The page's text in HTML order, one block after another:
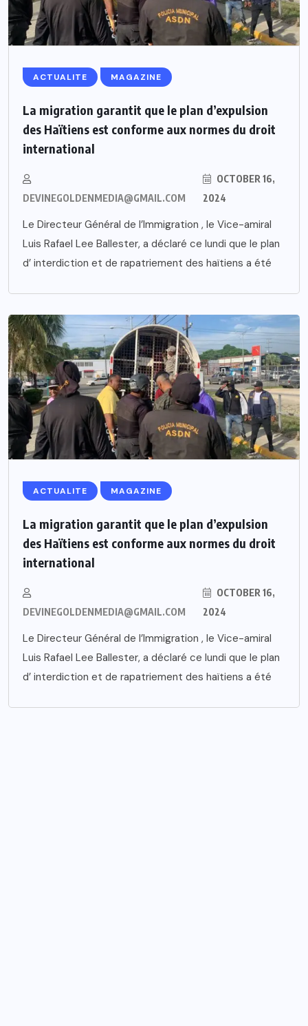
ACTUALITE MAGAZINE
La migration garantit que le plan d’expulsion
des Haïtiens est conforme aux normes du droit
international
DEVINEGOLDENMEDIA@GMAIL.COM
OCTOBER 16,
2024
Le Directeur Général de l’Immigration , le Vice-amiral
Luis Rafael Lee Ballester, a déclaré ce lundi que le plan
d’ interdiction et de rapatriement des haïtiens a été
ACTUALITE MAGAZINE
La migration garantit que le plan d’expulsion
des Haïtiens est conforme aux normes du droit
international
DEVINEGOLDENMEDIA@GMAIL.COM
OCTOBER 16,
2024
Le Directeur Général de l’Immigration , le Vice-amiral
Luis Rafael Lee Ballester, a déclaré ce lundi que le plan
d’ interdiction et de rapatriement des haïtiens a été